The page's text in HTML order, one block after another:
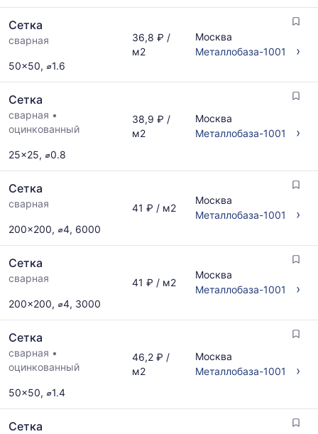
обновления
прайс-
листов.
Сетка
сварная
50x50, ⌀1.6
36,8 ₽ /
м2
Москва
Металлобаза-1001
›
Сетка
сварная •
оцинкованный
25x25, ⌀0.8
38,9 ₽ /
м2
Москва
Металлобаза-1001
›
Сетка
сварная
200x200, ⌀4, 6000
41 ₽ / м2
Москва
Металлобаза-1001
›
Сетка
сварная
200x200, ⌀4, 3000
41 ₽ / м2
Москва
Металлобаза-1001
›
Сетка
сварная •
оцинкованный
50x50, ⌀1.4
46,2 ₽ /
м2
Москва
Металлобаза-1001
›
Сетка